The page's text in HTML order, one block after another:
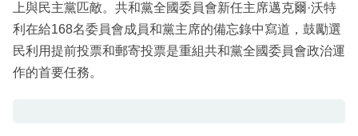
上與民主黨匹敵。共和黨全國委員會新任主席邁克爾·沃特
利在給168名委員會成員和黨主席的備忘錄中寫道，鼓勵選
民利用提前投票和郵寄投票是重組共和黨全國委員會政治運
作的首要任務。